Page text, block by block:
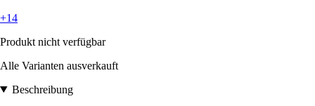
+14
Produkt nicht verfügbar
Alle Varianten ausverkauft
Beschreibung